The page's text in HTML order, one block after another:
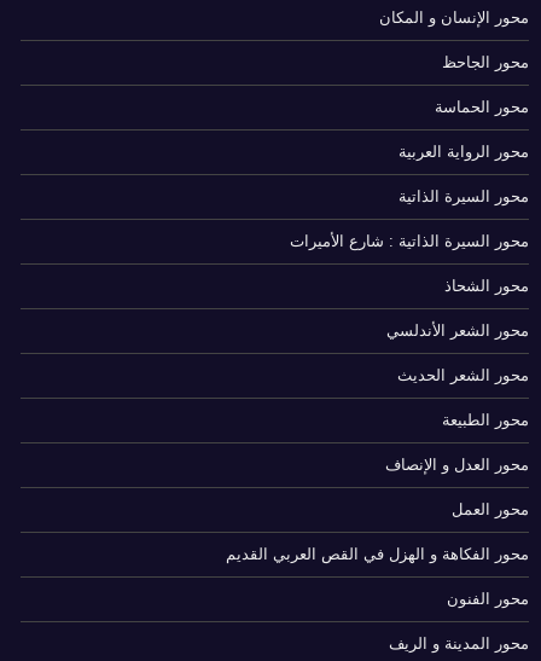
محور الإنسان و المكان
محور الجاحظ
محور الحماسة
محور الرواية العربية
محور السيرة الذاتية
محور السيرة الذاتية : شارع الأميرات
محور الشحاذ
محور الشعر الأندلسي
محور الشعر الحديث
محور الطبيعة
محور العدل و الإنصاف
محور العمل
محور الفكاهة و الهزل في القص العربي القديم
محور الفنون
محور المدينة و الريف